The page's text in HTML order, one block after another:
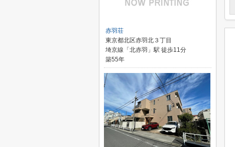
赤羽荘
東京都北区赤羽北３丁目
埼京線「北赤羽」駅 徒歩11分
築55年